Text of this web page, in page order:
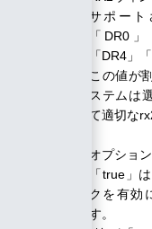
サポー
「DR0
「DR4」
この値が
ステムは
て適切な
オプショ
「true」
クを有効
す。